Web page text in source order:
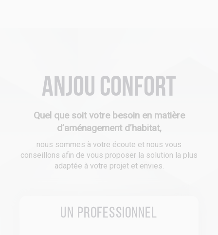
Anjou Confort
Quel que soit votre besoin en matière
d’aménagement d’habitat,
nous sommes à votre écoute et nous vous
conseillons afin de vous proposer la solution la plus
adaptée à votre projet et envies.
Un professionnel